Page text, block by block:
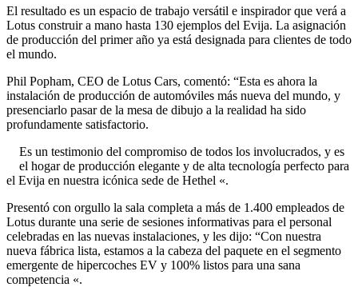
El resultado es un espacio de trabajo versátil e inspirador que verá a
Lotus construir a mano hasta 130 ejemplos del Evija. La asignación
de producción del primer año ya está designada para clientes de todo
el mundo.
Phil Popham, CEO de Lotus Cars, comentó: “Esta es ahora la
instalación de producción de automóviles más nueva del mundo, y
presenciarlo pasar de la mesa de dibujo a la realidad ha sido
profundamente satisfactorio.
Es un testimonio del compromiso de todos los involucrados, y es
el hogar de producción elegante y de alta tecnología perfecto para
el Evija en nuestra icónica sede de Hethel «.
Presentó con orgullo la sala completa a más de 1.400 empleados de
Lotus durante una serie de sesiones informativas para el personal
celebradas en las nuevas instalaciones, y les dijo: “Con nuestra
nueva fábrica lista, estamos a la cabeza del paquete en el segmento
emergente de hipercoches EV y 100% listos para una sana
competencia «.